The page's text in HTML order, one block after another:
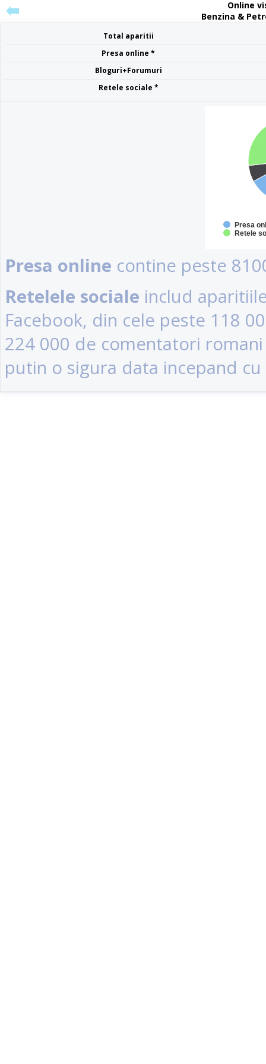
Online
Benzina &
Total aparitii
Presa online *
Bloguri+Forumuri
Retele sociale *
Presa
Retele
Presa online contine peste
Retelele sociale includ
Facebook, din cele peste 118
224 000 de comentatori
putin o sigura data incepand